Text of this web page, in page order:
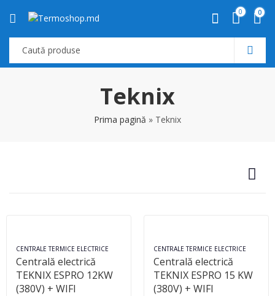
0 0
Teknix
Prima pagină » Teknix
CENTRALE TERMICE ELECTRICE
Centrală electrică
TEKNIX ESPRO 12KW
(380V) + WIFI
CENTRALE TERMICE ELECTRICE
Centrală electrică
TEKNIX ESPRO 15 KW
(380V) + WIFI